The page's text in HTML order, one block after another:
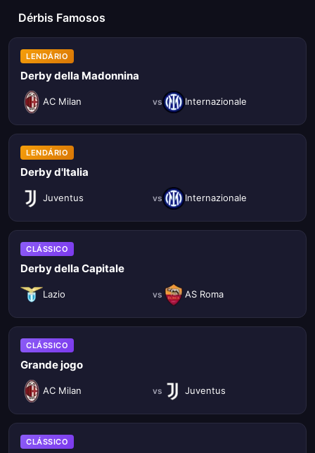
Dérbis Famosos
LENDÁRIO
Derby della Madonnina
AC Milan vs Internazionale
LENDÁRIO
Derby d'Italia
Juventus vs Internazionale
CLÁSSICO
Derby della Capitale
Lazio vs AS Roma
CLÁSSICO
Grande jogo
AC Milan vs Juventus
CLÁSSICO